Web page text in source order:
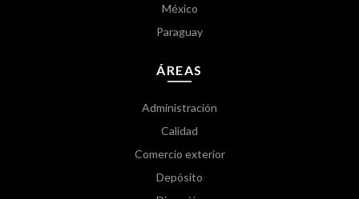
México
Paraguay
ÁREAS
Administración
Calidad
Comercio exterior
Depósito